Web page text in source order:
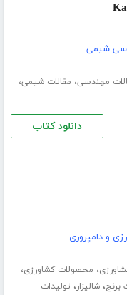
شیمی
مهندسی، مقالات شیمی،
دانلود کتاب
و دامپروری
، محصولات کشاورزی،
،شالیزار، تولیدات